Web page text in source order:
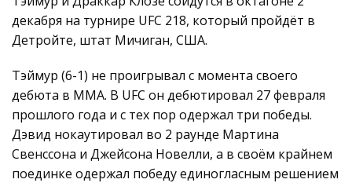
декабря на турнире UFC 218, который пройдёт в
Детройте, штат Мичиган, США.
Тэймур (6-1) не проигрывал с момента своего
дебюта в MMA. В UFC он дебютировал 27 февраля
прошлого года и с тех пор одержал три победы.
Дэвид нокаутировал во 2 раунде Мартина
Свенссона и Джейсона Новелли, а в своём крайнем
поединке одержал победу единогласным решением